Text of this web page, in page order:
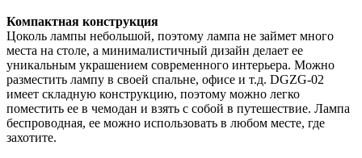
Компактная конструкция
Цоколь лампы небольшой, поэтому лампа не займет много
места на столе, а минималистичный дизайн делает ее
уникальным украшением современного интерьера. Можно
разместить лампу в своей спальне, офисе и т.д. DGZG-02
имеет складную конструкцию, поэтому можно легко
поместить ее в чемодан и взять с собой в путешествие. Лампа
беспроводная, ее можно использовать в любом месте, где
захотите.